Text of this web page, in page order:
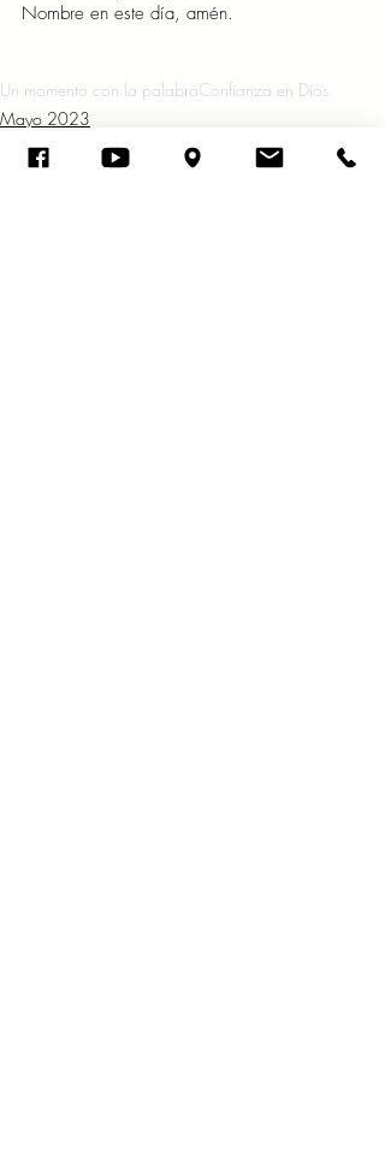
Nombre en este día, amén.
Un momento con la palabraConfianza en Dios
Mayo 2023